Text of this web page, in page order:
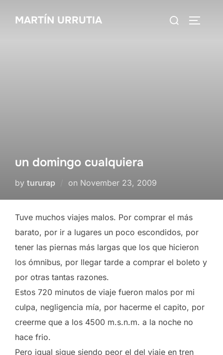
MARTÍN URRUTIA
Search
un domingo cualquiera
by tururap on Posted
November 23, 2009
Tuve muchos viajes malos. Por comprar el más
barato, por ir a lugares un poco escondidos, por
tener las piernas más largas que los que hicieron
los ómnibus, por llegar tarde a comprar el boleto y
por otras tantas razones.
Estos 720 minutos de viaje fueron malos por mi
culpa, negligencia mía, por hacerme el capito, por
creerme que a los 4500 m.s.n.m. a la noche no
hace frio.
Pero igual sigue siendo peor el del viaje en tren